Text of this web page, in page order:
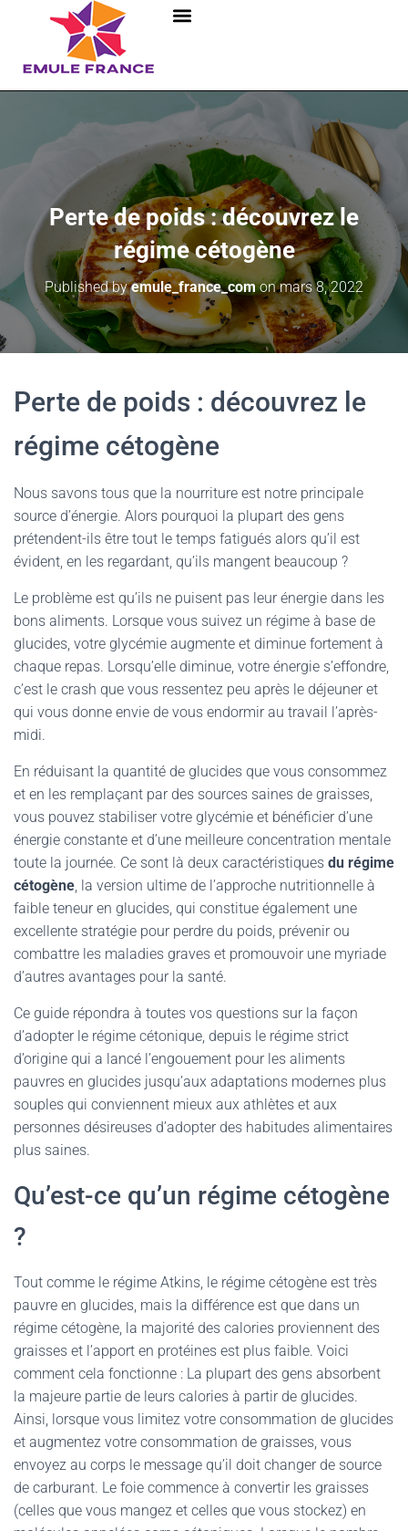
Perte de poids : découvrez le
régime cétogène
Published byemule_france_comonmars 8, 2022
Perte de poids : découvrez le
régime cétogène
Nous savons tous que la nourriture est notre principale
source d’énergie. Alors pourquoi la plupart des gens
prétendent-ils être tout le temps fatigués alors qu’il est
évident, en les regardant, qu’ils mangent beaucoup ?
Le problème est qu’ils ne puisent pas leur énergie dans les
bons aliments. Lorsque vous suivez un régime à base de
glucides, votre glycémie augmente et diminue fortement à
chaque repas. Lorsqu’elle diminue, votre énergie s’effondre,
c’est le crash que vous ressentez peu après le déjeuner et
qui vous donne envie de vous endormir au travail l’après-
midi.
En réduisant la quantité de glucides que vous consommez
et en les remplaçant par des sources saines de graisses,
vous pouvez stabiliser votre glycémie et bénéficier d’une
énergie constante et d’une meilleure concentration mentale
toute la journée. Ce sont là deux caractéristiques du régime
cétogène, la version ultime de l’approche nutritionnelle à
faible teneur en glucides, qui constitue également une
excellente stratégie pour perdre du poids, prévenir ou
combattre les maladies graves et promouvoir une myriade
d’autres avantages pour la santé.
Ce guide répondra à toutes vos questions sur la façon
d’adopter le régime cétonique, depuis le régime strict
d’origine qui a lancé l’engouement pour les aliments
pauvres en glucides jusqu’aux adaptations modernes plus
souples qui conviennent mieux aux athlètes et aux
personnes désireuses d’adopter des habitudes alimentaires
plus saines.
Qu’est-ce qu’un régime cétogène
?
Tout comme le régime Atkins, le régime cétogène est très
pauvre en glucides, mais la différence est que dans un
régime cétogène, la majorité des calories proviennent des
graisses et l’apport en protéines est plus faible. Voici
comment cela fonctionne : La plupart des gens absorbent
la majeure partie de leurs calories à partir de glucides.
Ainsi, lorsque vous limitez votre consommation de glucides
et augmentez votre consommation de graisses, vous
envoyez au corps le message qu’il doit changer de source
de carburant. Le foie commence à convertir les graisses
(celles que vous mangez et celles que vous stockez) en